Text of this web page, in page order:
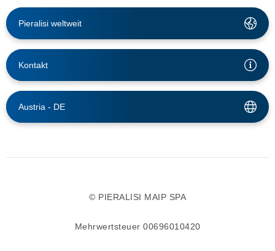
Pieralisi weltweit
Kontakt
Austria - DE
© PIERALISI MAIP SPA
Mehrwertsteuer 00696010420